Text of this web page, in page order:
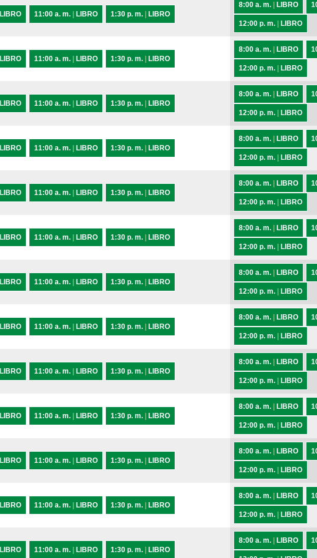
LIBRO 11:00 a. m. LIBRO 1:30 p. m. LIBRO
8:00 a. m. LIBRO
12:00 p. m. LIBRO
LIBRO 11:00 a. m. LIBRO 1:30 p. m. LIBRO
8:00 a. m. LIBRO
12:00 p. m. LIBRO
LIBRO 11:00 a. m. LIBRO 1:30 p. m. LIBRO
8:00 a. m. LIBRO
12:00 p. m. LIBRO
LIBRO 11:00 a. m. LIBRO 1:30 p. m. LIBRO
8:00 a. m. LIBRO
12:00 p. m. LIBRO
LIBRO 11:00 a. m. LIBRO 1:30 p. m. LIBRO
8:00 a. m. LIBRO
12:00 p. m. LIBRO
LIBRO 11:00 a. m. LIBRO 1:30 p. m. LIBRO
8:00 a. m. LIBRO
12:00 p. m. LIBRO
LIBRO 11:00 a. m. LIBRO 1:30 p. m. LIBRO
8:00 a. m. LIBRO
12:00 p. m. LIBRO
LIBRO 11:00 a. m. LIBRO 1:30 p. m. LIBRO
8:00 a. m. LIBRO
12:00 p. m. LIBRO
LIBRO 11:00 a. m. LIBRO 1:30 p. m. LIBRO
8:00 a. m. LIBRO
12:00 p. m. LIBRO
LIBRO 11:00 a. m. LIBRO 1:30 p. m. LIBRO
8:00 a. m. LIBRO
12:00 p. m. LIBRO
LIBRO 11:00 a. m. LIBRO 1:30 p. m. LIBRO
8:00 a. m. LIBRO
12:00 p. m. LIBRO
LIBRO 11:00 a. m. LIBRO 1:30 p. m. LIBRO
8:00 a. m. LIBRO
12:00 p. m. LIBRO
LIBRO 11:00 a. m. LIBRO 1:30 p. m. LIBRO
8:00 a. m. LIBRO